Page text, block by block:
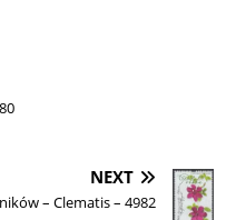
NEXT
– Clematis – 4982